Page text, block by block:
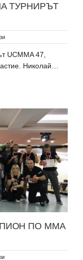
ТУРНИРЪТ
UCMMA 47,
Николай…
ПО ММА